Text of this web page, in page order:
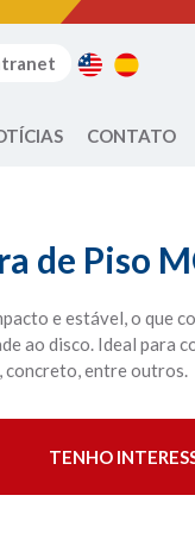
CONTATO
de Piso
e estável, o que
ao disco. Ideal para
concreto, entre outros.
TENHO